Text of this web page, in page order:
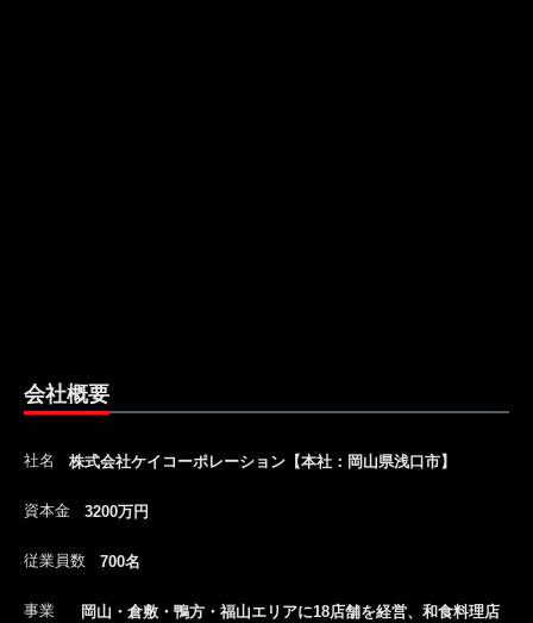
会社概要
社名 株式会社ケイコーポレーション【本社：岡山県浅口市】
資本金 3200万円
従業員数 700名
事業
岡山・倉敷・鴨方・福山エリアに18店舗を経営、和食料理店